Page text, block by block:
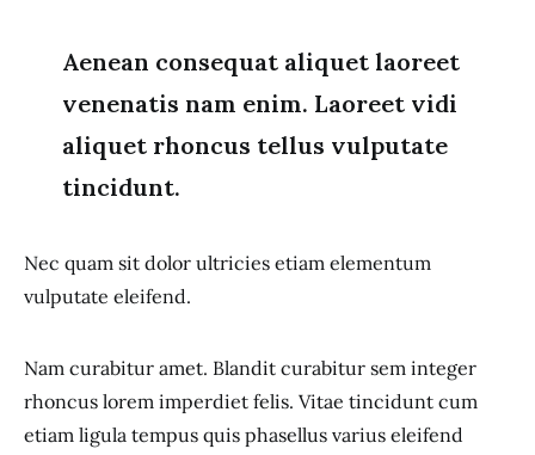
Aenean consequat aliquet laoreet
venenatis nam enim. Laoreet vidi
aliquet rhoncus tellus vulputate
tincidunt.
Nec quam sit dolor ultricies etiam elementum
vulputate eleifend.
Nam curabitur amet. Blandit curabitur sem integer
rhoncus lorem imperdiet felis. Vitae tincidunt cum
etiam ligula tempus quis phasellus varius eleifend